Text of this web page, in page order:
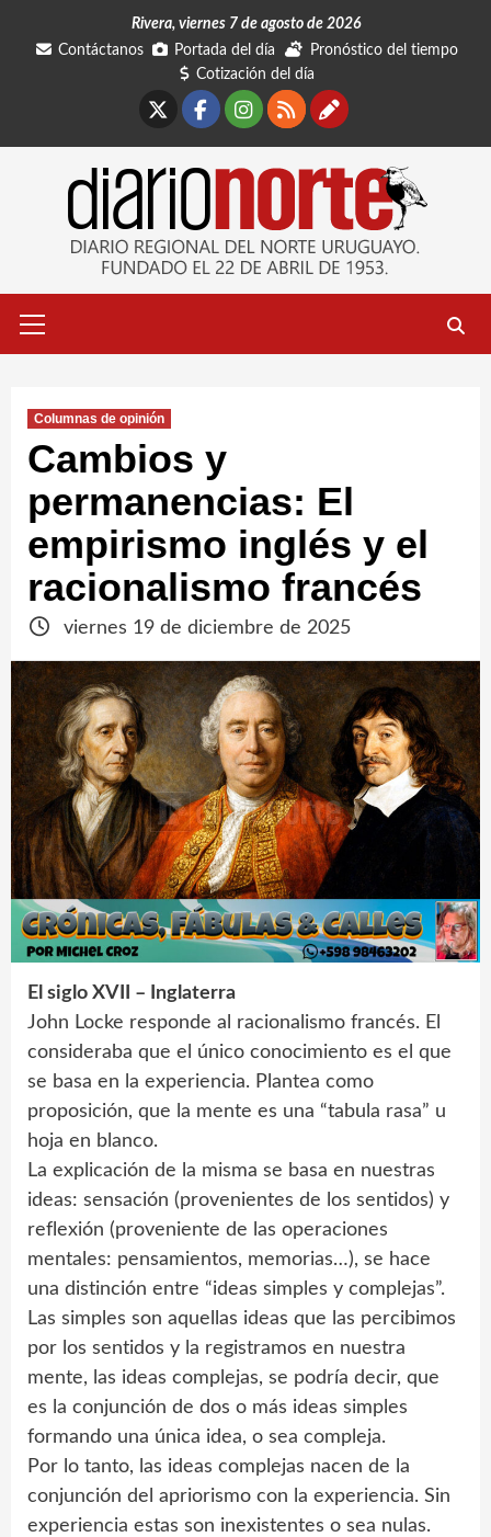
Rivera, viernes 7 de agosto de 2026
Contáctanos
Portada del día
Pronóstico del tiempo
Cotización del día
Facebook
Instagram
RSSContáctanos
primario
Columnas de opinión
Cambios y
permanencias: El
empirismo inglés y el
racionalismo francés
viernes 19 de diciembre de 2025
El siglo XVII – Inglaterra
John Locke responde al racionalismo francés. El
consideraba que el único conocimiento es el que
se basa en la experiencia. Plantea como
proposición, que la mente es una “tabula rasa” u
hoja en blanco.
La explicación de la misma se basa en nuestras
ideas: sensación (provenientes de los sentidos) y
reflexión (proveniente de las operaciones
mentales: pensamientos, memorias…), se hace
una distinción entre “ideas simples y complejas”.
Las simples son aquellas ideas que las percibimos
por los sentidos y la registramos en nuestra
mente, las ideas complejas, se podría decir, que
es la conjunción de dos o más ideas simples
formando una única idea, o sea compleja.
Por lo tanto, las ideas complejas nacen de la
conjunción del apriorismo con la experiencia. Sin
experiencia estas son inexistentes o sea nulas.